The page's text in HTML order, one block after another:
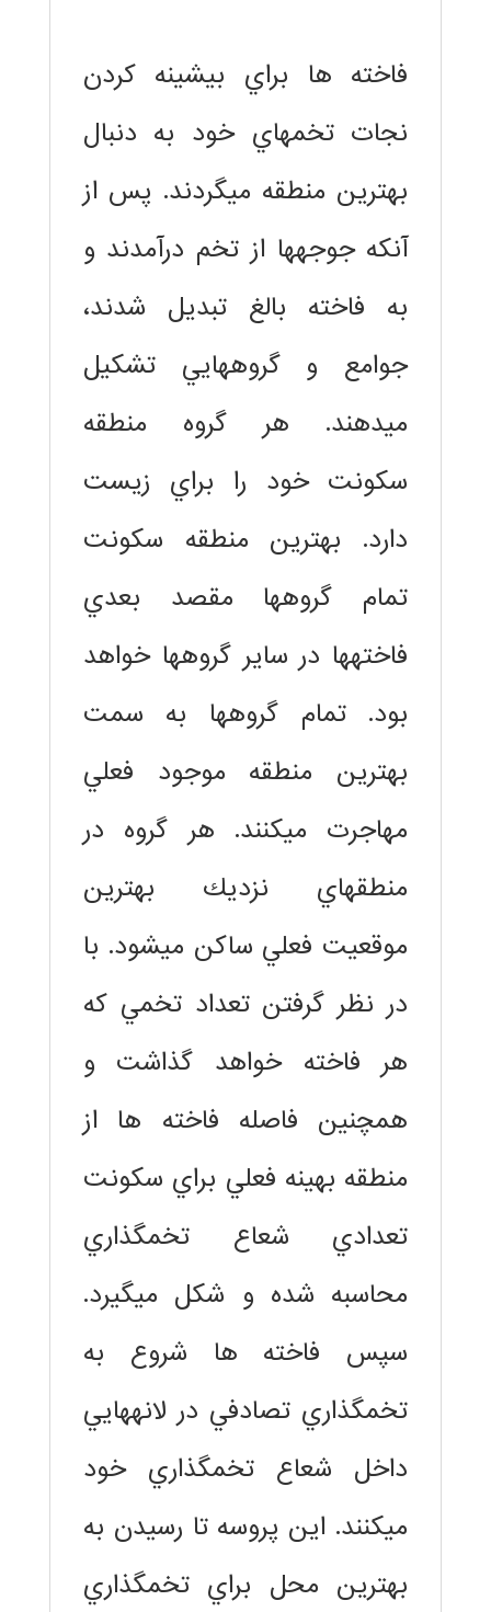
فاخته ها براي بيشينه كردن
نجات تخمهاي خود به دنبال
بهترين منطقه ميگردند. پس از
آنكه جوجهها از تخم درآمدند و
به فاخته بالغ تبديل شدند،
جوامع و گروههايي تشكيل
ميدهند. هر گروه منطقه
سكونت خود را براي زيست
دارد. بهترين منطقه سكونت
تمام گروهها مقصد بعدي
فاختهها در ساير گروهها خواهد
بود. تمام گروهها به سمت
بهترين منطقه موجود فعلي
مهاجرت ميكنند. هر گروه در
منطقهاي نزديك بهترين
موقعيت فعلي ساكن ميشود. با
در نظر گرفتن تعداد تخمي كه
هر فاخته خواهد گذاشت و
همچنين فاصله فاخته ها از
منطقه بهينه فعلي براي سكونت
تعدادي شعاع تخمگذاري
محاسبه شده و شكل ميگيرد.
سپس فاخته ها شروع به
تخمگذاري تصادفي در لانههايي
داخل شعاع تخمگذاري خود
ميكنند. اين پروسه تا رسيدن به
بهترين محل براي تخمگذاري